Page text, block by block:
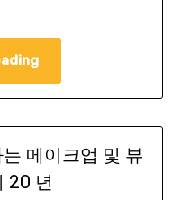
메이크업 및 뷰
20 년